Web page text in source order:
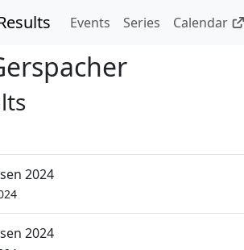
Events Series Calendar
2024
2024